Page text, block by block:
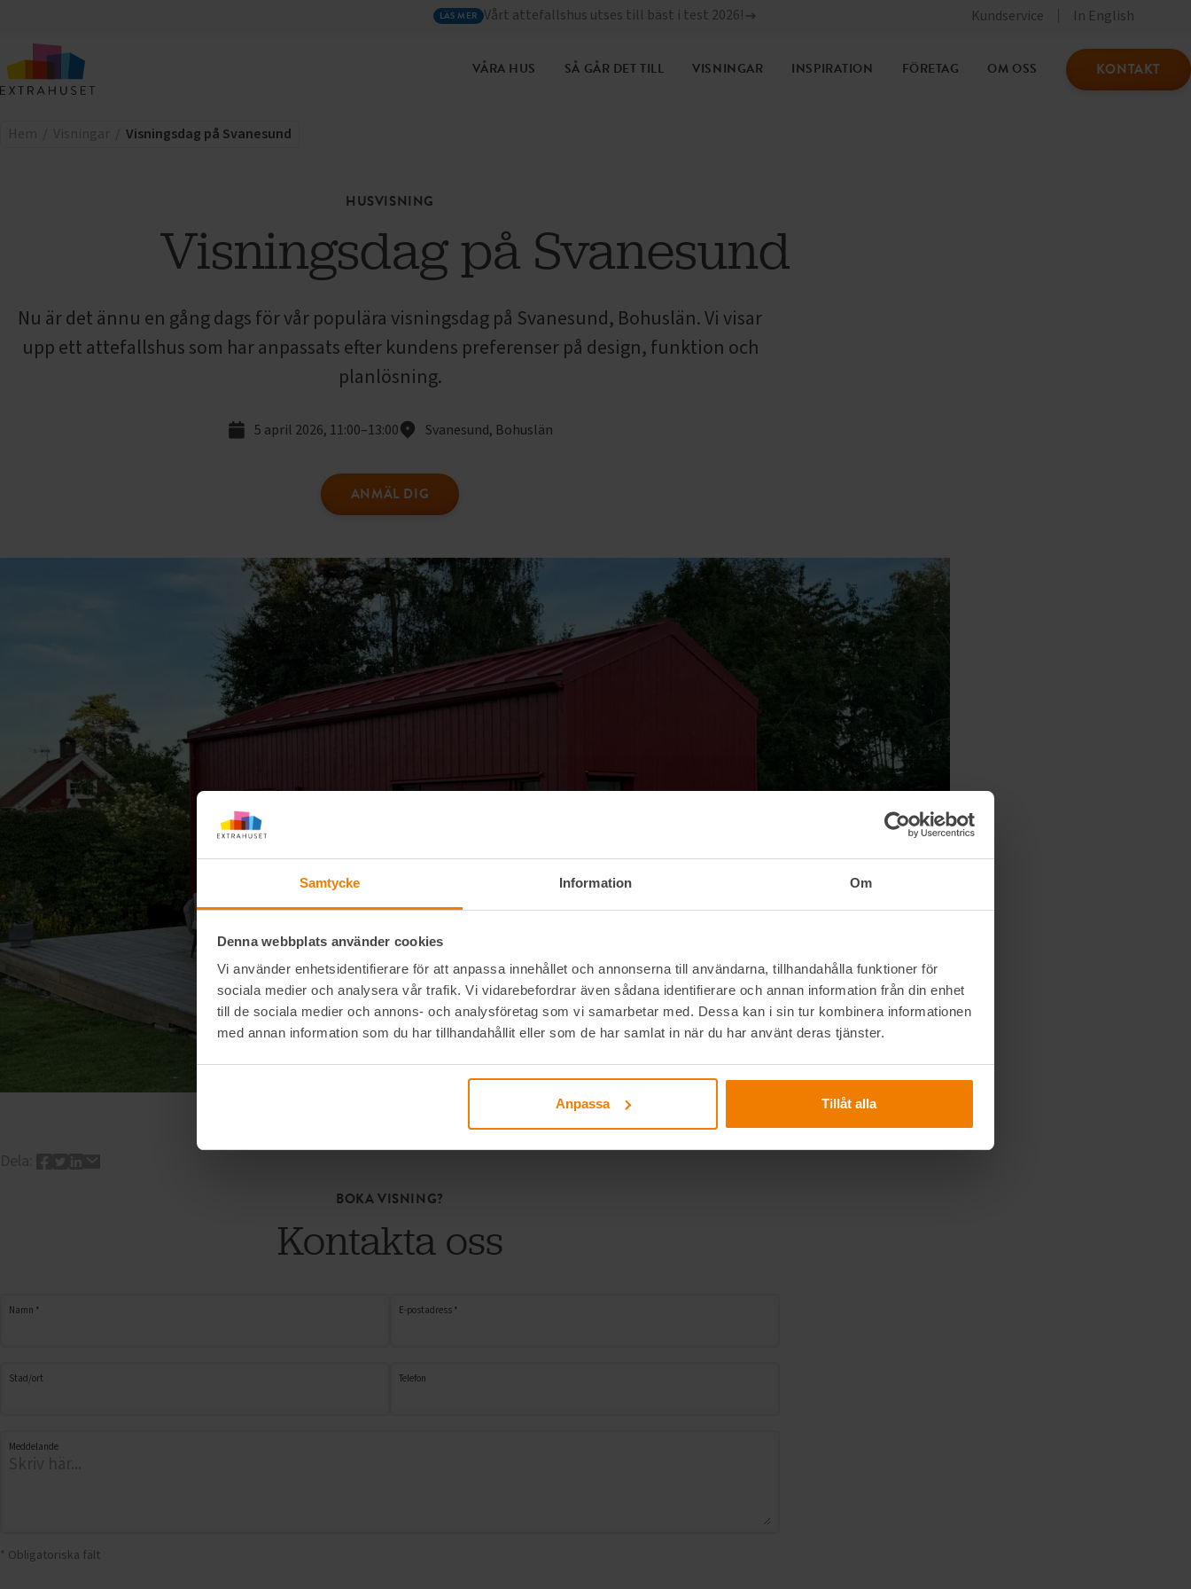
Samtycke Information Om
Denna webbplats använder cookies
Vi använder enhetsidentifierare för att anpassa innehållet och annonserna till användarna, tillhandahålla funktioner för
sociala medier och analysera vår trafik. Vi vidarebefordrar även sådana identifierare och annan information från din enhet
till de sociala medier och annons- och analysföretag som vi samarbetar med. Dessa kan i sin tur kombinera informationen
med annan information som du har tillhandahållit eller som de har samlat in när du har använt deras tjänster.
Anpassa Tillåt alla
LÄS MER Vårt attefallshus utses till bäst i test 2026! Kundservice In English
VÅRA HUS SÅ GÅR DET TILL VISNINGAR INSPIRATION FÖRETAG OM OSS KONTAKT
Visningsdag på Svanesund
HUSVISNING
Visningsdag på Svanesund
Nu är det ännu en gång dags för vår populära visningsdag på Svanesund, Bohuslän. Vi visar
upp ett attefallshus som har anpassats efter kundens preferenser på design, funktion och
planlösning.
5 april 2026, 11:00–13:00 Svanesund, Bohuslän
ANMÄL DIG
BOKA VISNING?
Kontakta oss
Namn * E-postadress *
Stad/ort Telefon
Meddelande
* Obligatoriska fält